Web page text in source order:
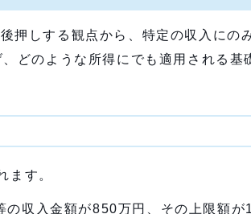
押しする観点から、特定の収入にの
どのような所得にでも適用される基
ます。
収入金額が850万円、その上限額